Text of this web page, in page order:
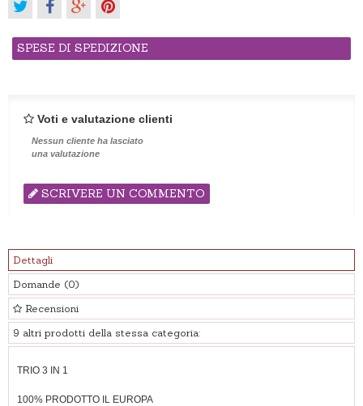
SPESE DI SPEDIZIONE
Voti e valutazione clienti
Nessun cliente ha lasciato
una valutazione
SCRIVERE UN COMMENTO
Dettagli
Domande (0)
Recensioni
9 altri prodotti della stessa categoria:
TRIO 3 IN 1
100% PRODOTTO IL EUROPA